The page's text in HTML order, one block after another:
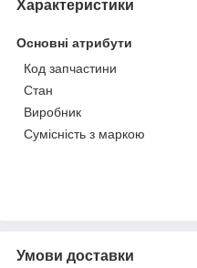
Характеристики
Основні атрибути
Код запчастини
Стан
Виробник
Сумісність з маркою
Умови доставки